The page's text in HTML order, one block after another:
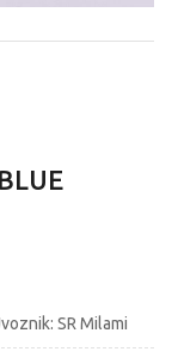
SR Milami